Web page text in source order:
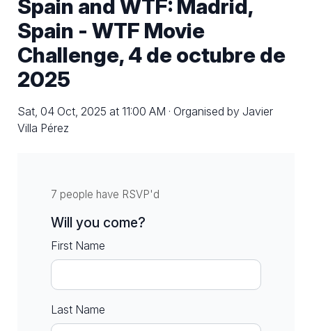
Spain and WTF: Madrid,
Spain - WTF Movie
Challenge, 4 de octubre de
2025
Sat, 04 Oct, 2025 at 11:00 AM · Organised by Javier
Villa Pérez
7 people have RSVP'd
Will you come?
First Name
Last Name